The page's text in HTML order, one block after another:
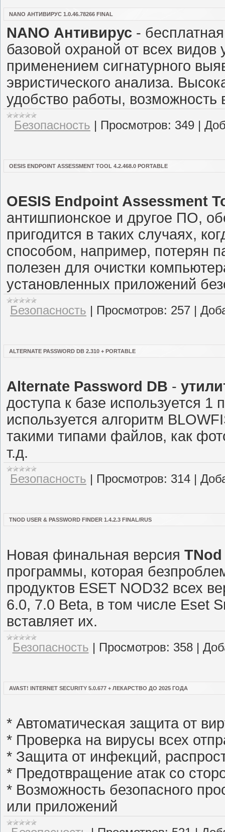
NANO АНТИВИРУС 1.0.46.78266 FINAL
NANO Антивирус -
базовой охраной от всех
применением сигнатурного
эвристического анализа.
удобство работы,
Безопасность | Просмотров: 349 |
OESIS ENDPOINT ASSESSMENT TOOL 4.2.468.0 PORTABLE
OESIS Endpoint Assessment
антишпионское и другое ПО,
пригодится в таких случаях,
способом, например, потерян
полезен для очистки
установленных приложений
Безопасность | Просмотров: 257 |
ALTERNATE PASSWORD DB 2.310 + PORTABLE
Alternate Password DB -
доступа к базе используется
используется алгоритм
такими типами файлов, как
т.д.
Безопасность | Просмотров: 314 |
TNOD USER & PASSWORD FINDER 1.4.2.3 FINAL/RUS
Новая финальная версия
программы, которая
продуктов ESET NOD32 всех
6.0, 7.0 Beta, в том числе Eset
вставляет их.
Безопасность | Просмотров: 358|
AVAST! INTERNET SECURITY 5.0.677 + ЛЕКАРСТВО ДО 2025 ГОДА
* Автоматическая защита от
* Проверка на вирусы всех
* Защита от инфекций,
* Предотвращение атак со
* Возможность безопасного
или приложений